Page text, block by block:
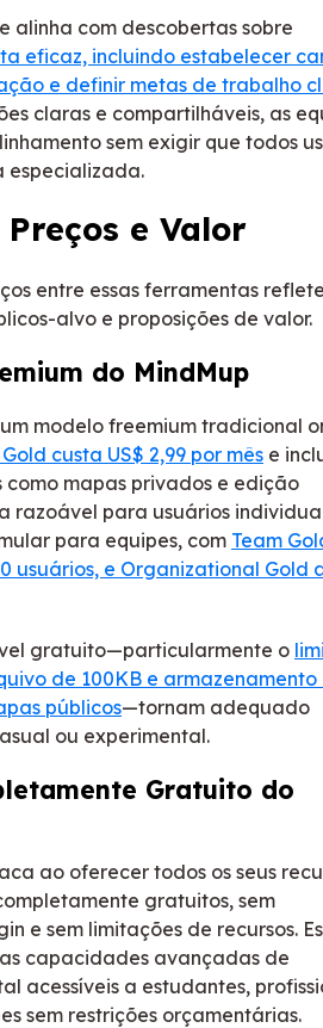
alinha com descobertas sobre
eficaz, incluindo estabelecer
e definir metas de trabalho
claras e compartilháveis, as
sem exigir que todos
especializada.
e Valor
entre essas ferramentas
alvo e proposições de valor.
do MindMup
modelo freemium tradicional
custa US$ 2,99 por mês e
como mapas privados e edição
razoável para usuários
para equipes, com Team
usuários, e Organizational Gold
gratuito—particularmente o
de 100KB e armazenamento
públicos—tornam adequado
ou experimental.
Gratuito do
ao oferecer todos os seus
gratuitos, sem
e sem limitações de recursos.
capacidades avançadas de
acessíveis a estudantes,
sem restrições orçamentárias.